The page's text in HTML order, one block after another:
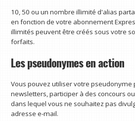
10, 50 ou un nombre illimité d'alias
en fonction de votre abonnement
illimités peuvent être créés sous votre
forfaits.
Les pseudonymes en action
Vous pouvez utiliser votre pseudonyme
newsletters, participer à des concours
dans lequel vous ne souhaitez pas
adresse e-mail.